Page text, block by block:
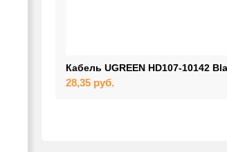
Кабель UGREEN HD107-10142
28,35 руб.